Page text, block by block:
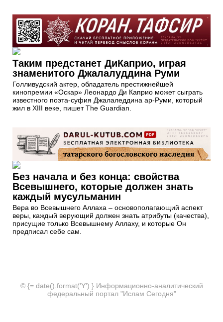
Таким предстанет ДиКаприо, играя
знаменитого Джалалуддина Руми
Голливудский актер, обладатель престижнейшей
кинопремии «Оскар» Леонардо Ди Каприо может сыграть
известного поэта-суфия Джалаледдина ар-Руми, который
жил в XIII веке, пишет The Guardian.
Без начала и без конца: свойства
Всевышнего, которые должен знать
каждый мусульманин
Вера во Всевышнего Аллаха – основополагающий аспект
веры, каждый верующий должен знать атрибуты (качества),
присущие только Всевышнему Аллаху, и которые Он
предписал себе сам.
© {= date().format('Y') } Информационно-аналитический
федеральный портал "Ислам Сегодня"